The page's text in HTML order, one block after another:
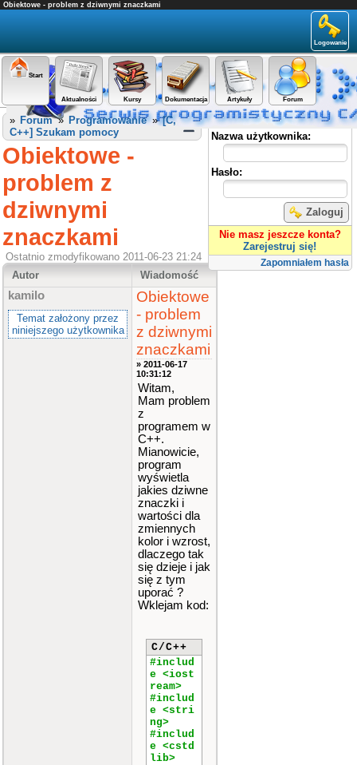
Obiektowe - problem z dziwnymi znaczkami
Logowanie
Start
Aktualności Kursy Dokumentacja Artykuły Forum
Panel użytkownika
Nazwa użytkownika:
Hasło:
Zaloguj
Nie masz jeszcze konta?
Zarejestruj się!
Zapomniałem hasła
» Forum» Programowanie»[C,
C++] Szukam pomocy
Obiektowe -
problem z
dziwnymi
znaczkami
Ostatnio zmodyfikowano 2011-06-23 21:24
Autor
Wiadomość
kamilo
Temat założony przez
niniejszego użytkownika
Obiektowe
- problem
z dziwnymi
znaczkami
» 2011-06-17
10:31:12
Witam,
Mam problem
z
programem w
C++.
Mianowicie,
program
wyświetla
jakies dziwne
znaczki i
wartości dla
zmiennych
kolor i wzrost,
dlaczego tak
się dzieje i jak
się z tym
uporać ?
Wklejam kod:
C/C++
#includ
e <iost
ream>
#includ
e <stri
ng>
#includ
e <cstd
lib>